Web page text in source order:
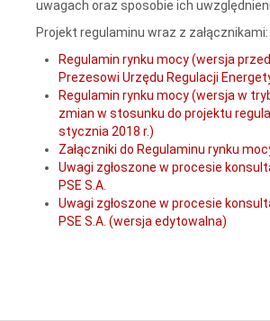
uwagach oraz sposobie ich
Projekt regulaminu wraz z załącznikami:
Regulamin rynku mocy (wersja
Prezesowi Urzędu Regulacji
Regulamin rynku mocy (wersja w
zmian w stosunku do projektu
stycznia 2018 r.)
Załączniki do Regulaminu rynku
Uwagi zgłoszone w procesie
PSE S.A.
Uwagi zgłoszone w procesie
PSE S.A. (wersja edytowalna)